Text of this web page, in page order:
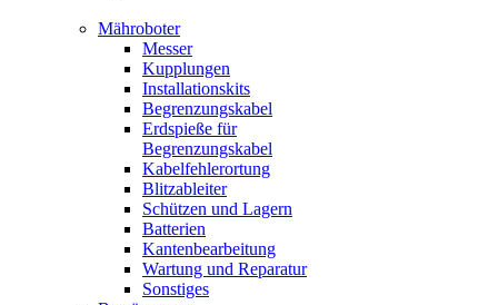
Mähroboter
Messer
Kupplungen
Installationskits
Begrenzungskabel
Erdspieße für
Begrenzungskabel
Kabelfehlerortung
Blitzableiter
Schützen und Lagern
Batterien
Kantenbearbeitung
Wartung und Reparatur
Sonstiges